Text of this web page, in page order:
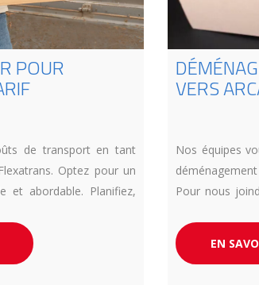
POUR
de transport en tant
Optez pour un
et abordable. Planifiez,
Flexatrans, votre
le transport de vos
VERS
Nos équipes
Pour nous
EN